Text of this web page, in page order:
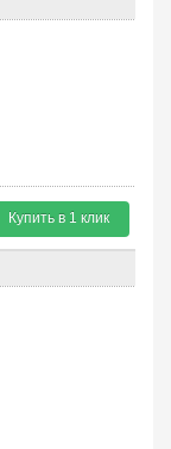
Купить в 1 клик